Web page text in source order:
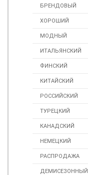
БРЕНДОВЫЙ
ХОРОШИЙ
МОДНЫЙ
ИТАЛЬЯНСКИЙ
ФИНСКИЙ
КИТАЙСКИЙ
РОССИЙСКИЙ
ТУРЕЦКИЙ
КАНАДСКИЙ
НЕМЕЦКИЙ
РАСПРОДАЖА
ДЕМИСЕЗОННЫЙ